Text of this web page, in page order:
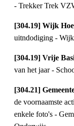
- Trekker Trek
[304.19] Wijk
uitndodiging -
[304.19] Vrije
van het jaar -
[304.21]
de voornaamste
enkele foto's -